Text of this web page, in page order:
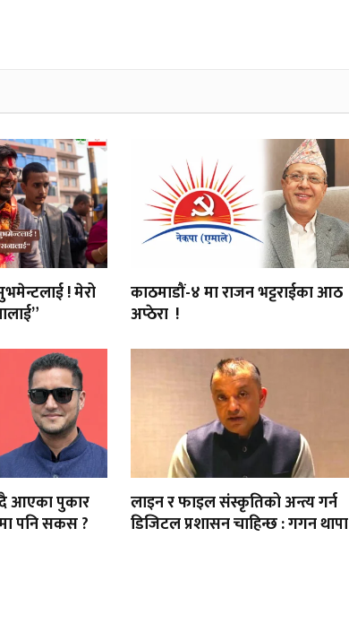
! मेरो
काठमाडौं-४ मा राजन भट्टराईका आठ
अप्ठेरा !
आएका पुकार
पनि सकस ?
लाइन र फाइल संस्कृतिको अन्त्य गर्न
डिजिटल प्रशासन चाहिन्छ : गगन थापा